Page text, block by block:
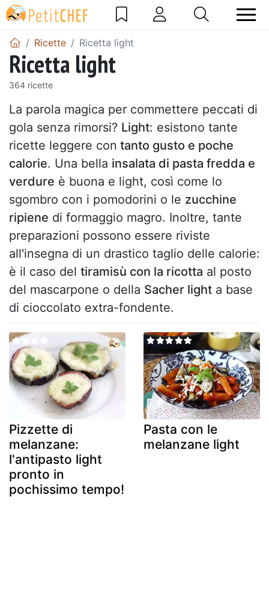
Ricette Ricetta light
Ricetta light
364 ricette
La parola magica per commettere peccati di
gola senza rimorsi? Light: esistono tante
ricette leggere con tanto gusto e poche
calorie. Una bella insalata di pasta fredda e
verdure è buona e light, così come lo
sgombro con i pomodorini o le zucchine
ripiene di formaggio magro. Inoltre, tante
preparazioni possono essere riviste
all'insegna di un drastico taglio delle calorie:
è il caso del tiramisù con la ricotta al posto
del mascarpone o della Sacher light a base
di cioccolato extra-fondente.
Pizzette di
melanzane:
l'antipasto light
pronto in
pochissimo tempo!
Pasta con le
melanzane light